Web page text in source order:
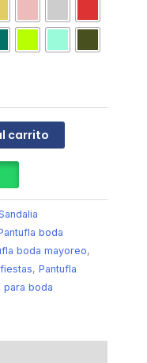
carrito
boda
boda mayoreo,
, Pantufla
para boda